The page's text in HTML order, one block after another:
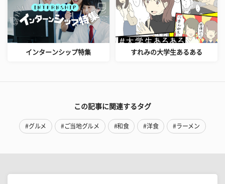
インターンシップ特集 すれみの大学生あるある
この記事に関連するタグ
#グルメ #ご当地グルメ #和食 #洋食 #ラーメン